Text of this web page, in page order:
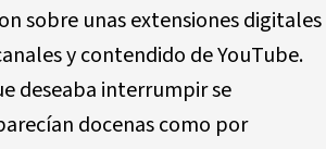
sobre unas extensiones digitales
y contendido de YouTube.
deseaba interrumpir se
docenas como por